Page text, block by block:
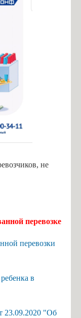
не
перевозке
перевозки
в
23.09.2020 "Об